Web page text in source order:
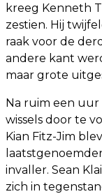
kreeg Kenneth
zestien. Hij
raak voor de
andere kant
maar grote
Na ruim een uur
wissels door te
Kian Fitz-Jim
invaller. Sean
zich in